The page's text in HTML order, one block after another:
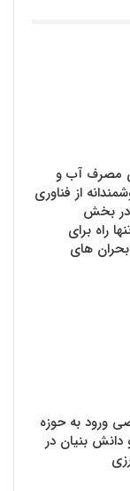
مصرف آب و
از فناوری
بخش
راه برای
بحران های
ورود به حوزه
دانش بنیان در